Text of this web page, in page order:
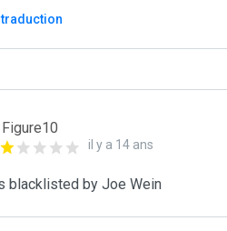
Figure10
il y a 14 ans
blacklisted by Joe Wein